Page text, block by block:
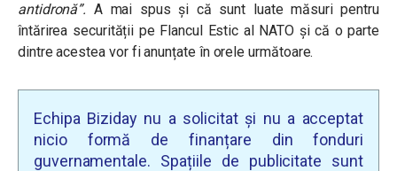
antidronă”. A mai spus și că sunt luate măsuri pentru
întărirea securității pe Flancul Estic al NATO și că o parte
dintre acestea vor fi anunțate în orele următoare.
Echipa Biziday nu a solicitat și nu a acceptat
nicio formă de finanțare din fonduri
guvernamentale. Spațiile de publicitate sunt